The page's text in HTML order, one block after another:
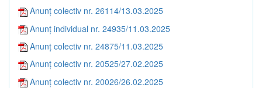
Anunț colectiv nr. 26114/13.03.2025
Anunț individual nr. 24935/11.03.2025
Anunț colectiv nr. 24875/11.03.2025
Anunț colectiv nr. 20525/27.02.2025
Anunț colectiv nr. 20026/26.02.2025